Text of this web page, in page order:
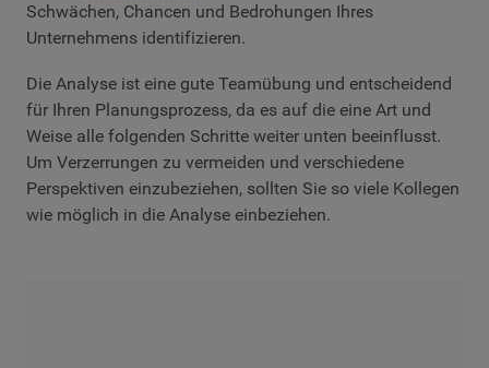
Schwächen, Chancen und Bedrohungen Ihres
Unternehmens identifizieren.
Die Analyse ist eine gute Teamübung und entscheidend
für Ihren Planungsprozess, da es auf die eine Art und
Weise alle folgenden Schritte weiter unten beeinflusst.
Um Verzerrungen zu vermeiden und verschiedene
Perspektiven einzubeziehen, sollten Sie so viele Kollegen
wie möglich in die Analyse einbeziehen.